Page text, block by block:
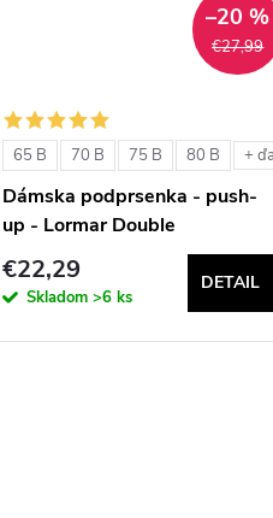
€27,99
–20 %
65 B 70 B 75 B 80 B +
Dámska podprsenka - push-
up - Lormar Double
€22,29
Skladom >6 ks
DETAIL